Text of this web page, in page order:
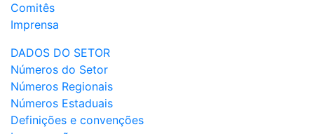
Comitês
Imprensa
DADOS DO SETOR
Números do Setor
Números Regionais
Números Estaduais
Definições e convenções